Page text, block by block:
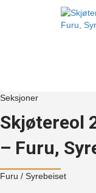
Seksjoner
Skjøtereol
– Furu,
Furu / Syrebeiset